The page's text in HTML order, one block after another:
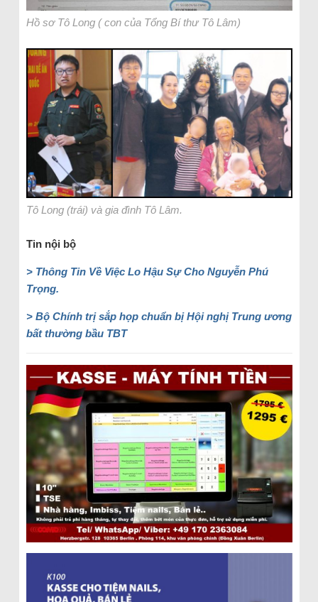
Hồ sơ Tô Long ( con của Tổng Bí thư Tô Lâm)
Tô Long (trái) và gia đình Tô Lâm.
Tin nội bộ
> Thông Tin Về Việc Lo Hậu Sự Cho Nguyễn Phú
Trọng.
> Bộ Chính trị sắp họp chuẩn bị Hội nghị Trung ương
bất thường bầu TBT